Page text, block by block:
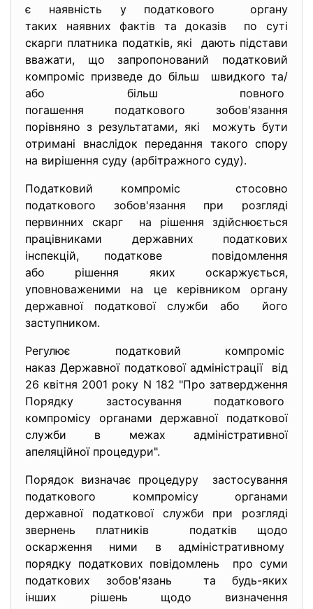
є наявність у податкового органу
таких наявних фактів та доказів по суті
скарги платника податків, які дають підстави
вважати, що запропонований податковий
компроміс призведе до більш швидкого та/
або більш повного
погашення податкового зобов'язання
порівняно з результатами, які можуть бути
отримані внаслідок передання такого спору
на вирішення суду (арбітражного суду).
Податковий компроміс стосовно
податкового зобов'язання при розгляді
первинних скарг на рішення здійснюється
працівниками державних податкових
інспекцій, податкове повідомлення
або рішення яких оскаржується,
уповноваженими на це керівником органу
державної податкової служби або його
заступником.
Регулює податковий компроміс
наказ Державної податкової адміністрації від
26 квітня 2001 року N 182 "Про затвердження
Порядку застосування податкового
компромісу органами державної податкової
служби в межах адміністративної
апеляційної процедури".
Порядок визначає процедуру застосування
податкового компромісу органами
державної податкової служби при розгляді
звернень платників податків щодо
оскарження ними в адміністративному
порядку податкових повідомлень про суми
податкових зобов'язань та будь-яких
інших рішень щодо визначення